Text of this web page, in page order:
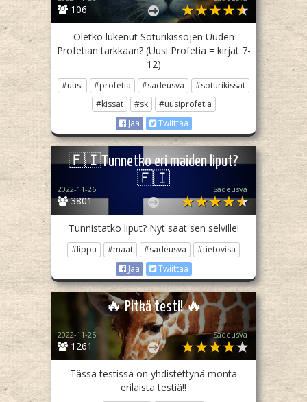
106
Oletko lukenut Soturikissojen Uuden
Profetian tarkkaan? (Uusi Profetia = kirjat 7-
12)
#uusi #profetia #sadeusva
#soturikissat
#kissat
#sk
#uusiprofetia
Jaa
Twiittaa
🇫🇮Tunnetko eri maiden liput?
🇫🇮
3801
2022-11-26 Sadeusva
Tunnistatko liput? Nyt saat sen selville!
#lippu #maat #sadeusva
#tietovisa
Jaa
Twiittaa
🔥 Pitkä testi! 🔥
1261
2022-11-25 Sadeusva
Tässä testissä on yhdistettynä monta
erilaista testiä!!